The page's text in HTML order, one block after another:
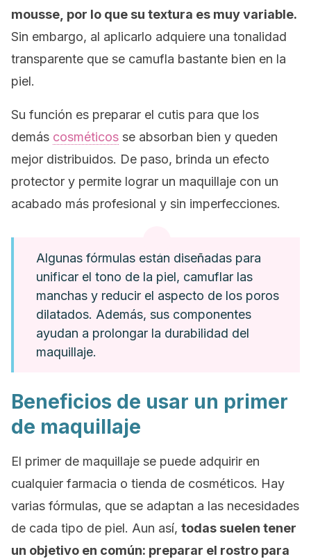
mousse, por lo que su textura es muy variable.
Sin embargo, al aplicarlo adquiere una tonalidad
transparente que se camufla bastante bien en la
piel.
Su función es preparar el cutis para que los
demás cosméticos se absorban bien y queden
mejor distribuidos. De paso, brinda un efecto
protector y permite lograr un maquillaje con un
acabado más profesional y sin imperfecciones.
Algunas fórmulas están diseñadas para
unificar el tono de la piel, camuflar las
manchas y reducir el aspecto de los poros
dilatados. Además, sus componentes
ayudan a prolongar la durabilidad del
maquillaje.
Beneficios de usar un primer
de maquillaje
El primer de maquillaje se puede adquirir en
cualquier farmacia o tienda de cosméticos. Hay
varias fórmulas, que se adaptan a las necesidades
de cada tipo de piel. Aun así, todas suelen tener
un objetivo en común: preparar el rostro para